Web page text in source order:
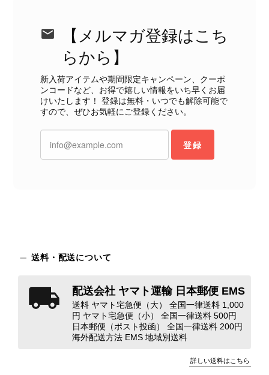
で購入することはないですが、同じような思いをする購入者が出
ないよう、商品の状態をより正確に記載し、見えない部分も含め
て写真や説明で分かるよう改善していただきたいです。
この度は、楽しみにお待ちいただいた
商品で、衛生面へのご不安を含め、残
なった際のお気持ちを思うと、大変心
しないためです。また、確認できた汚
映しております。 ご不快な思いをさ
れた中で、率直なご意見をお寄せいた
だきましたことに感謝申し上げます。
今回のご指摘を重く受け止め、まずは
商品の状態を丁寧に確認させていただ
態が確認された場合には、当店の検品
【メルマガ登録はこち
らから】
新入荷アイテムや期間限定キャンペーン、クーポ
ンコードなど、お得で嬉しい情報をいち早くお届
けいたします！ 登録は無料・いつでも解除可能で
すので、ぜひお気軽にご登録ください。
登録
送料・配送について
配送会社 ヤマト運輸 日本郵便 EMS
送料 ヤマト宅急便（大） 全国一律送料 1,000
円 ヤマト宅急便（小） 全国一律送料 500円
日本郵便（ポスト投函） 全国一律送料 200円
海外配送方法 EMS 地域別送料
詳しい送料はこちら